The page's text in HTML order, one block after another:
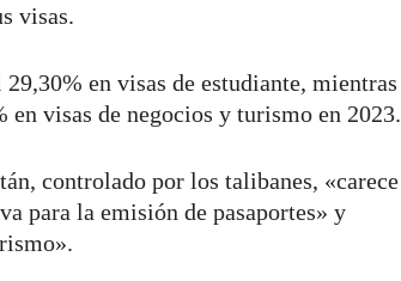
visas.
en visas de estudiante, mientras
en visas de negocios y turismo en 2023.
controlado por los talibanes, «carece
para la emisión de pasaportes» y